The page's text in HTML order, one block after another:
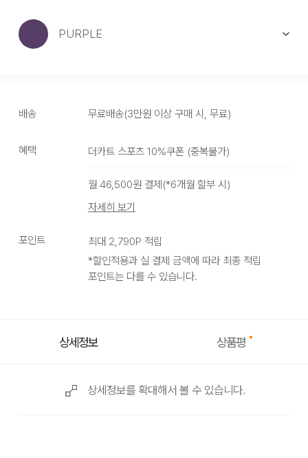
PURPLE
배송 무료배송(3만원 이상 구매 시, 무료)
혜택 더카트 스포츠 10%쿠폰(중복불가)
월 46,500원 결제(*6개월 할부 시)
자세히 보기
포인트 최대 2,790P 적립
*할인적용과 실 결제 금액에 따라 최종 적립
포인트는 다를 수 있습니다.
상세정보 상품평
상세정보를 확대해서 볼 수 있습니다.